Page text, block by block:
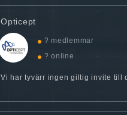
Opticept
? medlemmar
? online
Vi har tyvärr ingen giltig invite till